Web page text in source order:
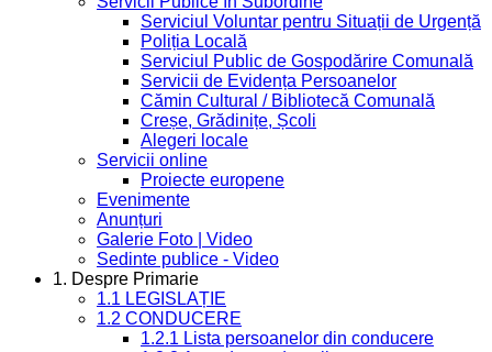
Serviciul Voluntar pentru Situații de Urgență
Poliția Locală
Serviciul Public de Gospodărire Comunală
Servicii de Evidența Persoanelor
Cămin Cultural / Bibliotecă Comunală
Creșe, Grădinițe, Școli
Alegeri locale
Servicii online
Proiecte europene
Evenimente
Anunțuri
Galerie Foto | Video
Sedinte publice - Video
1. Despre Primarie
1.1 LEGISLAȚIE
1.2 CONDUCERE
1.2.1 Lista persoanelor din conducere